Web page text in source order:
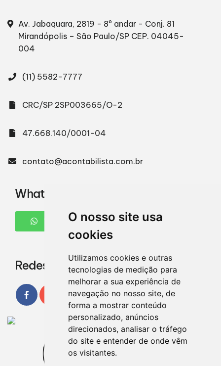
O nosso site usa
cookies
Utilizamos cookies e outras
tecnologias de medição para
melhorar a sua experiência de
navegação no nosso site, de
forma a mostrar conteúdo
personalizado, anúncios
direcionados, analisar o tráfego
do site e entender de onde vêm
os visitantes.
Av. Jabaquara, 2819 - 8º andar - Conj. 81
Mirandópolis – São Paulo/SP CEP. 04045-
004
(11) 5582-7777
CRC/SP 2SP003665/O-2
47.668.140/0001-04
contato@acontabilista.com.br
WhatsApp
WHATSAPP
Redes Sociais